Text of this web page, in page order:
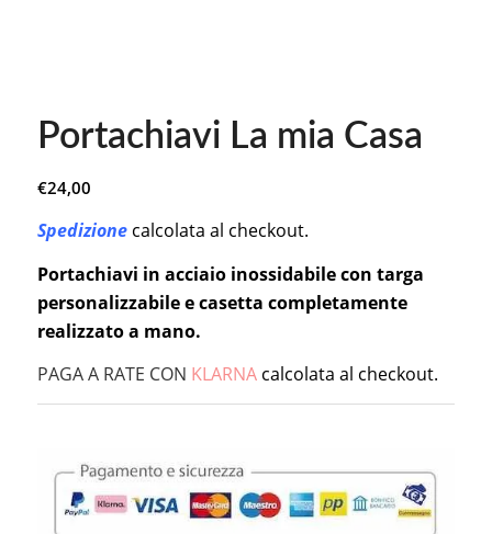
Portachiavi La mia Casa
€24,00
Spedizione calcolata al checkout.
Portachiavi in acciaio inossidabile con targa
personalizzabile e casetta completamente
realizzato a mano.
PAGA A RATE CON KLARNA calcolata al checkout.